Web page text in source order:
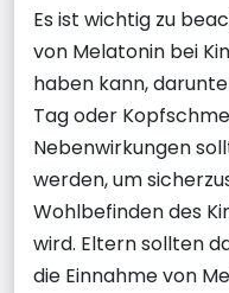
Es ist wichtig zu
von Melatonin bei
haben kann,
Tag oder
Nebenwirkungen
werden, um
Wohlbefinden des
wird. Eltern sollten
die Einnahme von